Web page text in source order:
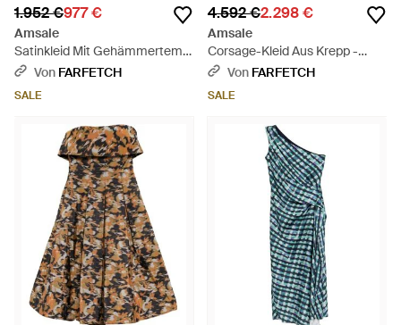
1.952 €977 €
Amsale
Satinkleid Mit Gehämmertem
Detail - Blau
Von FARFETCH
SALE
4.592 €2.298 €
Amsale
Corsage-Kleid Aus Krepp -
Schwarz
Von FARFETCH
SALE